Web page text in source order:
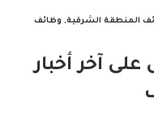
المنطقة الشرقية, وظائف
آخر أخبار